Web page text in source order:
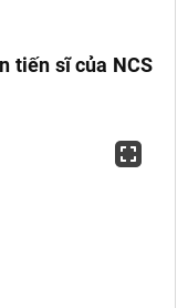
tiến sĩ của NCS